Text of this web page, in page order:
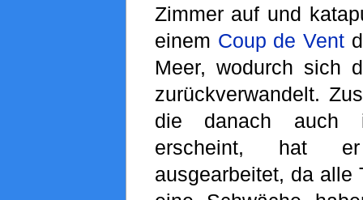
Zimmer auf und
einem Coup de Vent
Meer, wodurch sich
zurückverwandelt.
die danach auch
erscheint, hat
ausgearbeitet, da alle